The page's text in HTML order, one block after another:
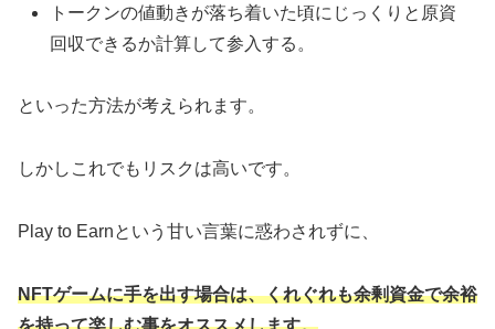
トークンの値動きが落ち着いた頃にじっくりと原資
回収できるか計算して参入する。
といった方法が考えられます。
しかしこれでもリスクは高いです。
Play to Earnという甘い言葉に惑わされずに、
NFTゲームに手を出す場合は、くれぐれも余剰資金で余裕
を持って楽しむ事をオススメします。